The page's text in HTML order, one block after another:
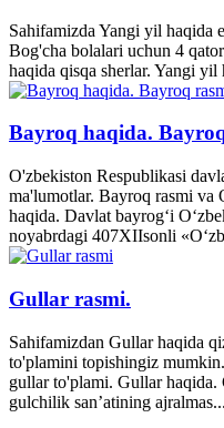
Sahifamizda Yangi yil haqida
Bog'cha bolalari uchun 4
haqida qisqa sherlar. Yangi yil
Bayroq haqida.
O'zbekiston Respublikasi
ma'lumotlar. Bayroq rasmi va
haqida. Davlat bayrog‘i
noyabrdagi 407­XII­sonli
Gullar rasmi.
Sahifamizdan Gullar haqida
to'plamini topishingiz
gullar to'plami. Gullar haqida.
gulchilik san’atining ajralmas...